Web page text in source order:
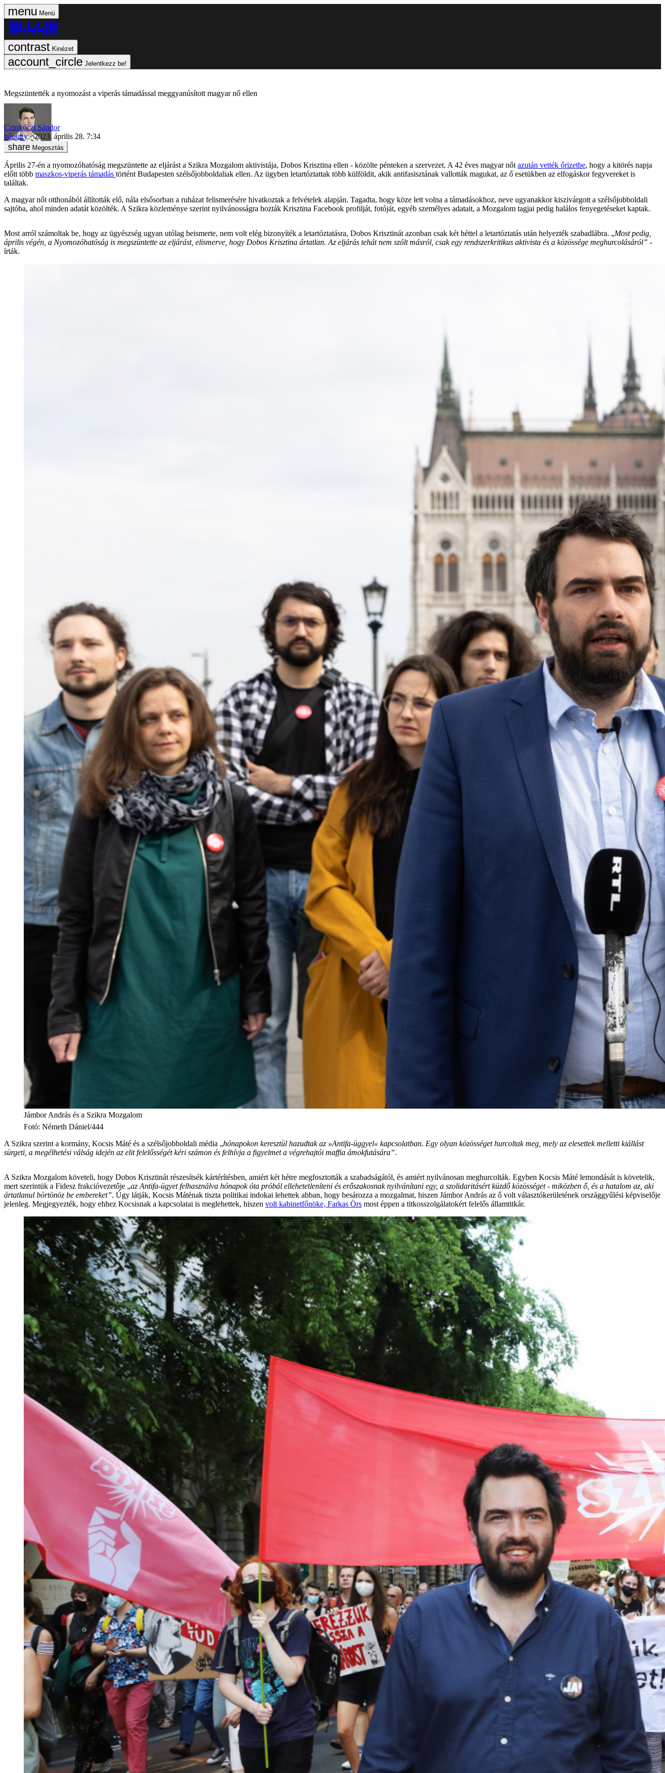
Menü
Kinézet
Jelentkezz be!
Megszüntették a nyomozást a viperás támadással meggyanúsított magyar nő ellen
Czinkóczi Sándor
bűnügy
2023. április 28. 7:34
Megosztás
Április 27-én a nyomozóhatóság megszüntette az eljárást a Szikra Mozgalom aktivistája, Dobos Krisztina ellen - közölte pénteken a szervezet. A 42 éves magyar nőt azután vették őrizetbe, hogy a kitörés napja
előtt több maszkos-viperás támadás történt Budapesten szélsőjobboldaliak ellen. Az ügyben letartóztattak több külföldit, akik antifasisztának vallották magukat, az ő esetükben az elfogáskor fegyvereket is
találtak.
A magyar nőt otthonából állították elő, nála elsősorban a ruházat felismerésére hivatkoztak a felvételek alapján. Tagadta, hogy köze lett volna a támadásokhoz, neve ugyanakkor kiszivárgott a szélsőjobboldali
sajtóba, ahol minden adatát közölték. A Szikra közleménye szerint nyilvánosságra hozták Krisztina Facebook profilját, fotóját, egyéb személyes adatait, a Mozgalom tagjai pedig halálos fenyegetéseket kaptak.
Most arról számoltak be, hogy az ügyészség ugyan utólag beismerte, nem volt elég bizonyíték a letartóztatásra, Dobos Krisztinát azonban csak két héttel a letartóztatás után helyezték szabadlábra. „Most pedig,
április végén, a Nyomozóhatóság is megszüntette az eljárást, elismerve, hogy Dobos Krisztina ártatlan. Az eljárás tehát nem szólt másról, csak egy rendszerkritikus aktivista és a közössége meghurcolásáról” -
írták.
Jámbor András és a Szikra Mozgalom
Fotó: Németh Dániel/444
A Szikra szerint a kormány, Kocsis Máté és a szélsőjobboldali média „hónapokon keresztül hazudtak az »Antifa-üggyel« kapcsolatban. Egy olyan közösséget hurcoltak meg, mely az elesettek melletti kiállást
sürgeti, a megélhetési válság idején az elit felelősségét kéri számon és felhívja a figyelmet a végrehajtói maffia ámokfutására”.
A Szikra Mozgalom követeli, hogy Dobos Krisztinát részesítsék kártérítésben, amiért két hétre megfosztották a szabadságától, és amiért nyilvánosan meghurcolták. Egyben Kocsis Máté lemondását is követelik,
mert szerintük a Fidesz frakcióvezetője „az Antifa-ügyet felhasználva hónapok óta próbál ellehetetleníteni és erőszakosnak nyilvánítani egy, a szolidaritásért küzdő közösséget - miközben ő, és a hatalom az, aki
ártatlanul börtönöz be embereket”. Úgy látják, Kocsis Máténak tiszta politikai indokai lehettek abban, hogy besározza a mozgalmat, hiszen Jámbor András az ő volt választókerületének országgyűlési képviselője
jelenleg. Megjegyezték, hogy ehhez Kocsisnak a kapcsolatai is meglehettek, hiszen volt kabinetfőnöke, Farkas Örs most éppen a titkosszolgálatokért felelős államtitkár.